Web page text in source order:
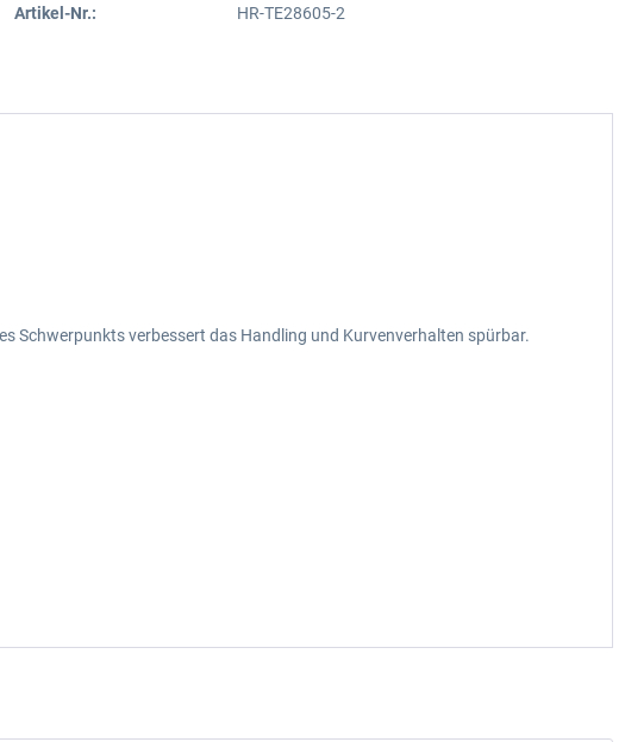
Artikel-Nr.: HR-TE28605-2
Schwerpunkts verbessert das Handling und Kurvenverhalten spürbar.